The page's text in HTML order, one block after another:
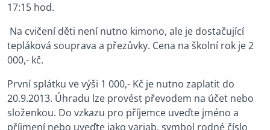
17:15 hod.
Na cvičení děti není nutno kimono, ale je dostačující
tepláková souprava a přezůvky. Cena na školní rok je 2
000,- kč.
První splátku ve výši 1 000,- Kč je nutno zaplatit do
20.9.2013. Úhradu lze provést převodem na účet nebo
složenkou. Do vzkazu pro příjemce uveďte jméno a
příjmení nebo uveďte jako variab. symbol rodné číslo